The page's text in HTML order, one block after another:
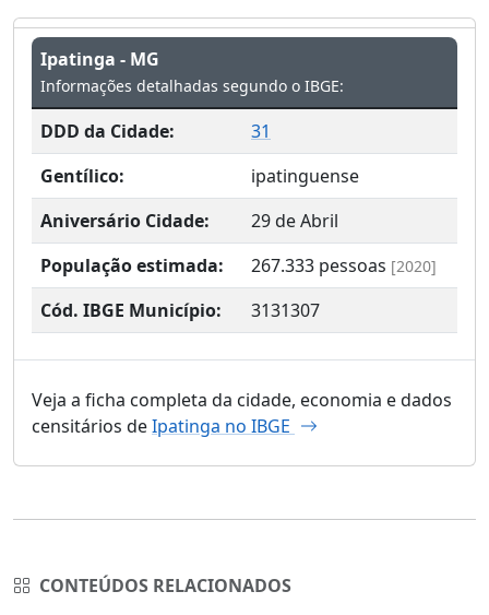
Ipatinga - MG
Informações detalhadas segundo o IBGE:
DDD da Cidade:
31
Gentílico:
ipatinguense
Aniversário Cidade:
29 de Abril
População estimada:
267.333 pessoas [2020]
Cód. IBGE Município: 3131307
Veja a ficha completa da cidade, economia e dados
censitários deIpatinga no IBGE
CONTEÚDOS RELACIONADOS